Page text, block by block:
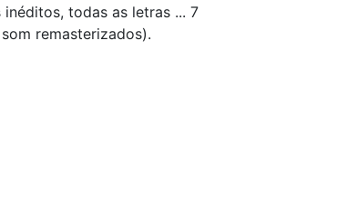
todas as letras ... 7
remasterizados).